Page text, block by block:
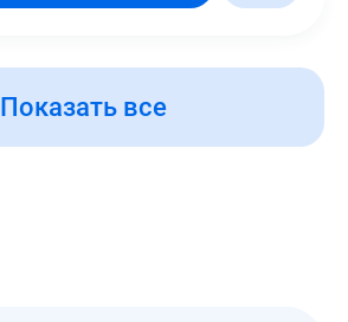
Показать все